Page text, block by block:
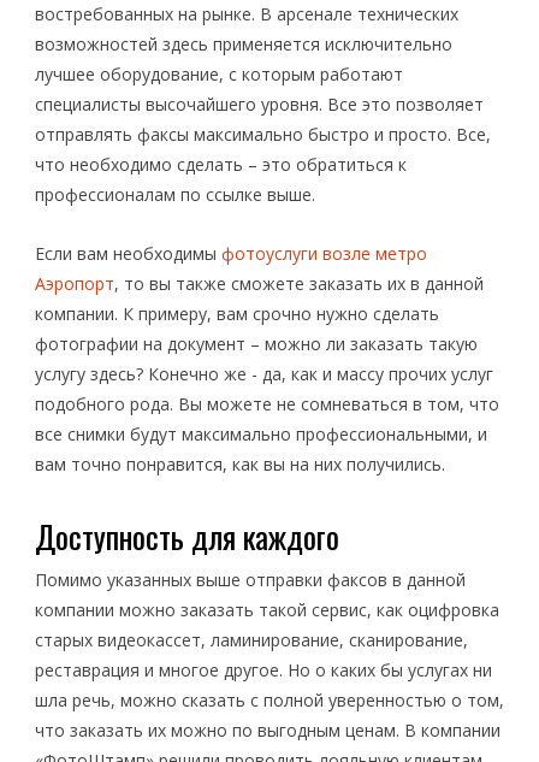
востребованных на рынке. В арсенале технических
возможностей здесь применяется исключительно
лучшее оборудование, с которым работают
специалисты высочайшего уровня. Все это позволяет
отправлять факсы максимально быстро и просто. Все,
что необходимо сделать – это обратиться к
профессионалам по ссылке выше.
Если вам необходимы фотоуслуги возле метро
Аэропорт, то вы также сможете заказать их в данной
компании. К примеру, вам срочно нужно сделать
фотографии на документ – можно ли заказать такую
услугу здесь? Конечно же - да, как и массу прочих услуг
подобного рода. Вы можете не сомневаться в том, что
все снимки будут максимально профессиональными, и
вам точно понравится, как вы на них получились.
Доступность для каждого
Помимо указанных выше отправки факсов в данной
компании можно заказать такой сервис, как оцифровка
старых видеокассет, ламинирование, сканирование,
реставрация и многое другое. Но о каких бы услугах ни
шла речь, можно сказать с полной уверенностью о том,
что заказать их можно по выгодным ценам. В компании